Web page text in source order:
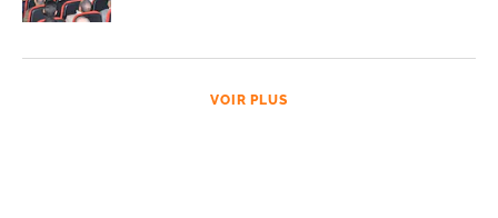
VOIR PLUS